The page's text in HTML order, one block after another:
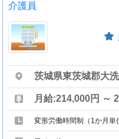
介護員
茨城県東茨城郡大
月給:214,000円 ～
変形労働時間制（1か月